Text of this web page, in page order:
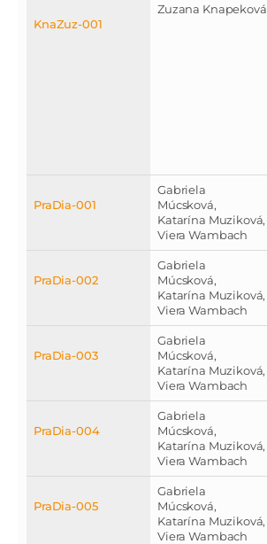
KnaZuz-001
Zuzana Knapeková
PraDia-001
Gabriela
Múcsková,
Katarína Muziková,
Viera Wambach
PraDia-002
Gabriela
Múcsková,
Katarína Muziková,
Viera Wambach
PraDia-003
Gabriela
Múcsková,
Katarína Muziková,
Viera Wambach
PraDia-004
Gabriela
Múcsková,
Katarína Muziková,
Viera Wambach
PraDia-005
Gabriela
Múcsková,
Katarína Muziková,
Viera Wambach